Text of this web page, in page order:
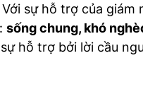
sự hỗ trợ của
sống chung, khó
hỗ trợ bởi lời cầu